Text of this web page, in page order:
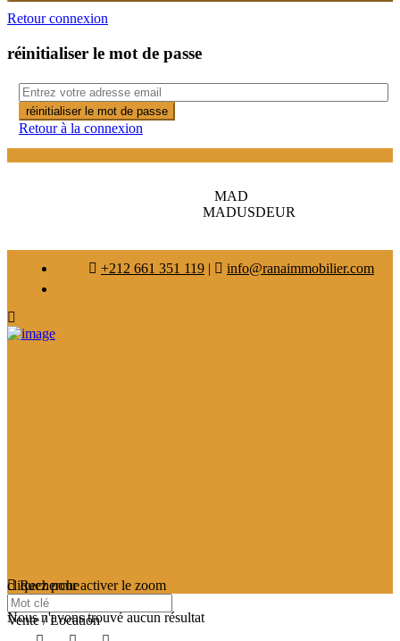
Retour connexion
réinitialiser le mot de passe
réinitialiser le mot de passe
Retour à la connexion
MAD
MADUSDEUR
+212 661 351 119 | info@ranaimmobilier.com
cliquez pour activer le zoom
searching...
Nous n'avons trouvé aucun résultat
Recherche
Vente / Location